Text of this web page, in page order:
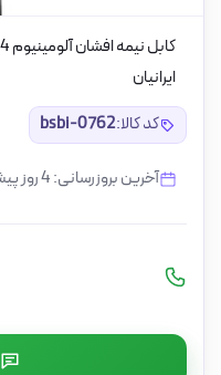
ایرانیان
کد کالا:bsbi-0762
آخرین بروزرسانی: 4 روز پیش